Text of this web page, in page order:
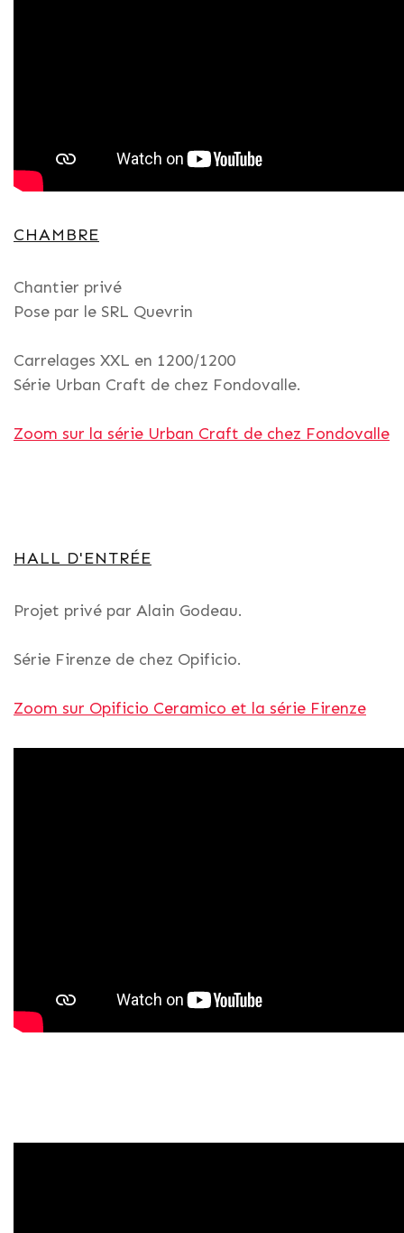
CHAMBRE
Chantier privé
Pose par le SRL Quevrin
Carrelages XXL en 1200/1200
Série Urban Craft de chez Fondovalle.
Zoom sur la série Urban Craft de chez Fondovalle
HALL D'ENTRÉE
Projet privé par Alain Godeau.
Série Firenze de chez Opificio.
Zoom sur Opificio Ceramico et la série Firenze